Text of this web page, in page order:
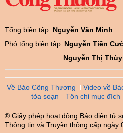
Tổng biên tập: Nguyễn Văn Minh
Phó tổng biên tập: Nguyễn Tiến
Nguyễn Thị
Về Báo Công Thương Video về
tòa soạn
Tôn chỉ mục đích
® Giấy phép hoạt động Báo điện tử
Thông tin và Truyền thông cấp ngày